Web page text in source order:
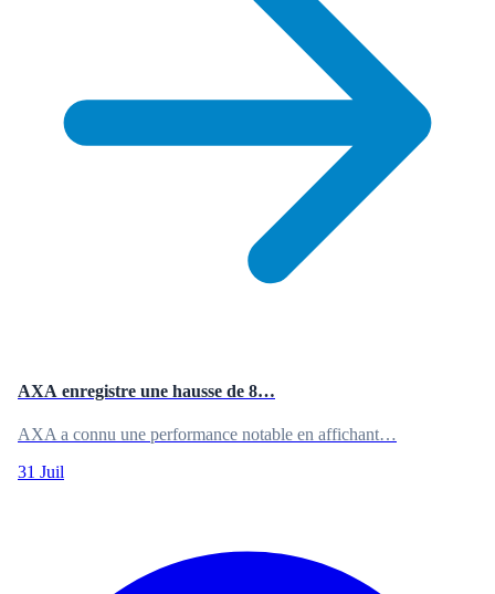
AXA enregistre une hausse de 8…
AXA a connu une performance notable en affichant…
31 Juil